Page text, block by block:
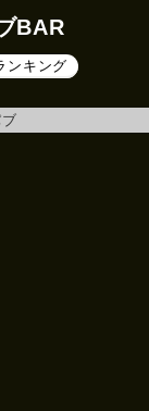
BAR
ンキング